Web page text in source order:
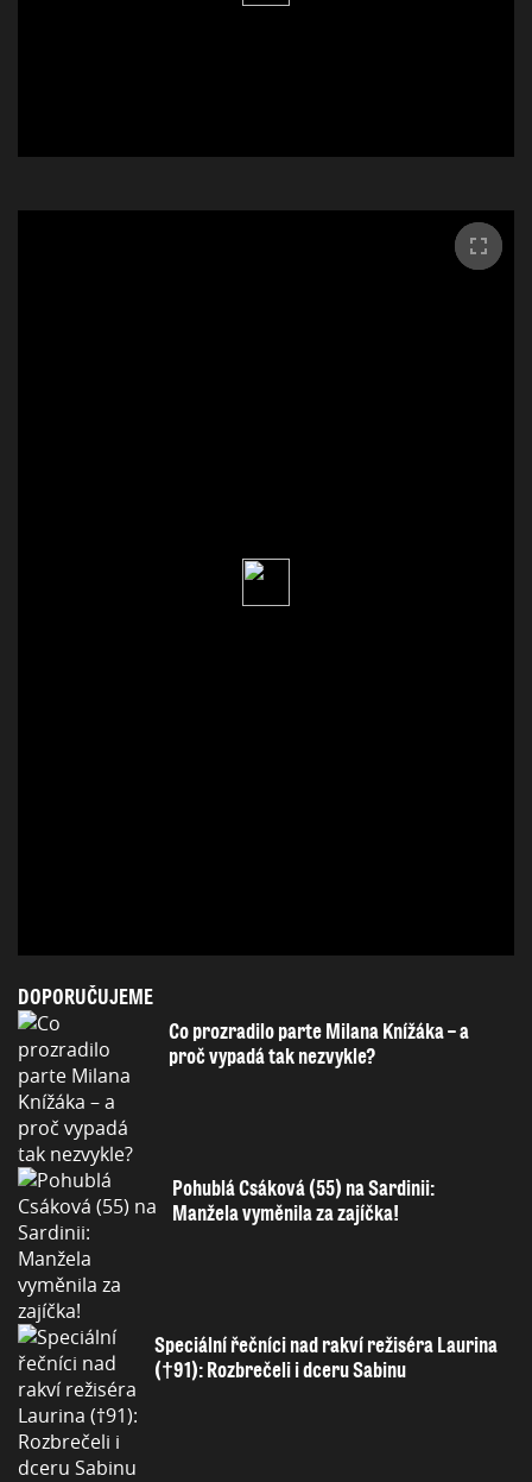
DOPORUČUJEME
Co prozradilo parte Milana Knížáka – a
proč vypadá tak nezvykle?
Pohublá Csáková (55) na Sardinii:
Manžela vyměnila za zajíčka!
Speciální řečníci nad rakví režiséra Laurina
(†91): Rozbrečeli i dceru Sabinu